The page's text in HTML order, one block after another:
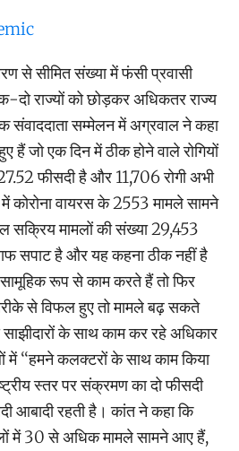
से सीमित संख्या में फंसी प्रवासी
दो राज्यों को छोड़कर अधिकतर राज्य
संवाददाता सम्मेलन में अग्रवाल ने कहा
हैं जो एक दिन में ठीक होने वाले रोगियों
फीसदी है और 11,706 रोगी अभी
वायरस के 2553 मामले सामने
मामलों की संख्या 29,453
सपाट है और यह कहना ठीक नहीं है
रूप से काम करते हैं तो फिर
से विफल हुए तो मामले बढ़ सकते
के साथ काम कर रहे अधिकार
में ‘‘हमने कलक्टरों के साथ काम किया
स्तर पर संक्रमण का दो फीसदी
आबादी रहती है। कांत ने कहा कि
में 30 से अधिक मामले सामने आए हैं,